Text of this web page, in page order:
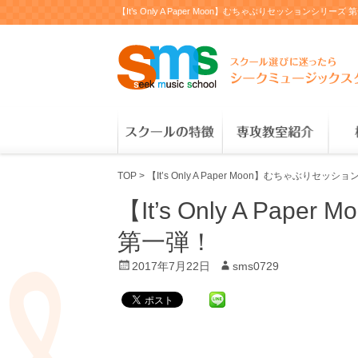
【It’s Only A Paper Moon】むちゃぶりセッションシリー
TOP > 【It’s Only A Paper Moon】むちゃぶりセッショ
【It’s Only A Paper
第一弾！
P
s
2017年7月22日
A
t
sms0729